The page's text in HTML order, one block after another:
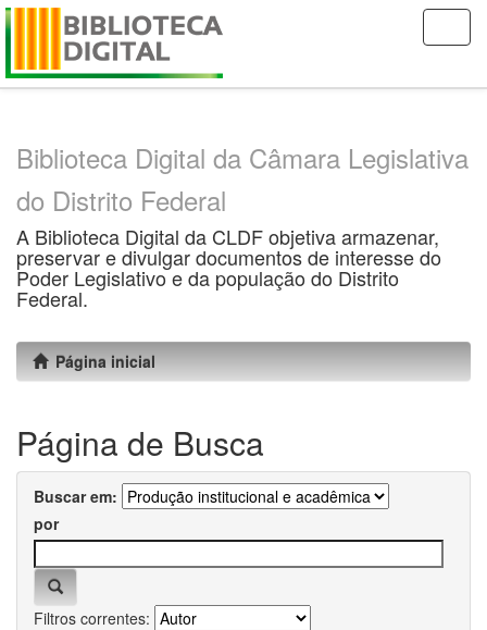
Skip
Biblioteca Digital da Câmara Legislativa
do Distrito Federal
A Biblioteca Digital da CLDF objetiva armazenar,
preservar e divulgar documentos de interesse do
Poder Legislativo e da população do Distrito
Federal.
Página inicial
Página de Busca
Buscar em:
por
Filtros correntes: